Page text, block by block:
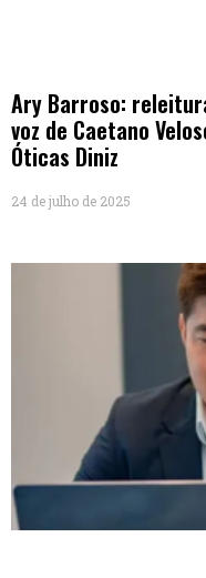
Ary Barroso:
voz de Caetano
Óticas Diniz
24 de julho de 2025